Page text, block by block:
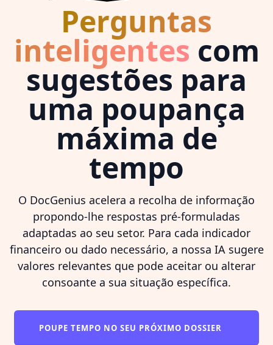
Perguntas
inteligentes com
sugestões para
uma poupança
máxima de
tempo
O DocGenius acelera a recolha de informação
propondo-lhe respostas pré-formuladas
adaptadas ao seu setor. Para cada indicador
financeiro ou dado necessário, a nossa IA sugere
valores relevantes que pode aceitar ou alterar
consoante a sua situação específica.
POUPE TEMPO NO SEU PRÓXIMO DOSSIER